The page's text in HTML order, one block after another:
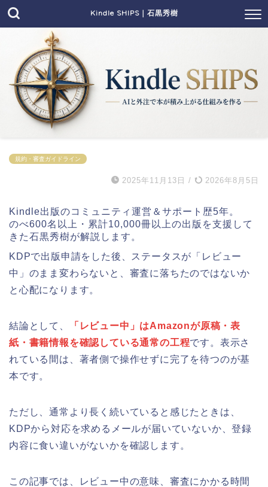
Kindle SHIPS｜石黒秀樹
規約・審査ガイドライン
2025年11月13日 / 2026年8月5日
Kindle出版のコミュニティ運営＆サポート歴5年。
のべ600名以上・累計10,000冊以上の出版を支援して
きた石黒秀樹が解説します。
KDPで出版申請をした後、ステータスが「レビュー
中」のまま変わらないと、審査に落ちたのではないか
と心配になります。
結論として、
「レビュー中」はAmazonが原稿・表
紙・書籍情報を確認している通常の工程です。表示さ
れている間は、著者側で操作せずに完了を待つのが基
本です。
ただし、通常より長く続いていると感じたときは、
KDPから対応を求めるメールが届いていないか、登録
内容に食い違いがないかを確認します。
この記事では、レビュー中の意味、審査にかかる時間